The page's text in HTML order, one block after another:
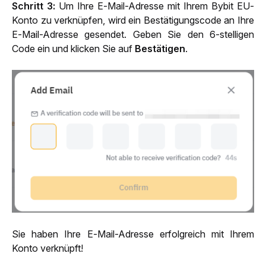
Schritt 3: Um Ihre E-Mail-Adresse mit Ihrem Bybit EU-
Konto zu verknüpfen, wird ein Bestätigungscode an Ihre
E-Mail-Adresse gesendet. Geben Sie den 6-stelligen
Code ein und klicken Sie auf Bestätigen.
Sie haben Ihre E-Mail-Adresse erfolgreich mit Ihrem
Konto verknüpft!